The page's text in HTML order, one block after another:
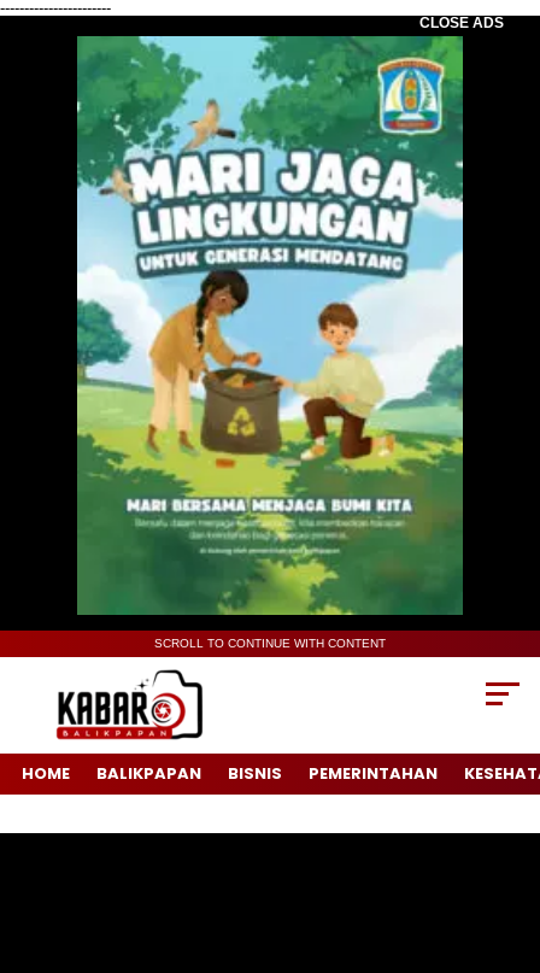
-----------------------
CLOSE ADS
SCROLL TO CONTINUE WITH CONTENT
HOME BALIKPAPAN BISNIS PEMERINTAHAN